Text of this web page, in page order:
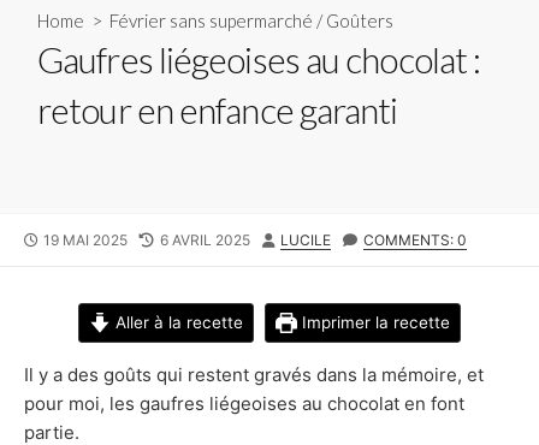
Home > Février sans supermarché /Goûters
Gaufres liégeoises au chocolat :
retour en enfance garanti
PUBLISHED
19 MAI 2025
LAST
6 AVRIL 2025 AUTHOR
LUCILE COMMENTS: 0
Aller à la recette Imprimer la recette
Il y a des goûts qui restent gravés dans la mémoire, et
pour moi, les gaufres liégeoises au chocolat en font
partie.